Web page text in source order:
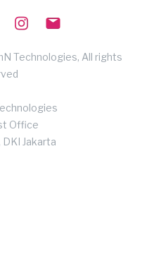
Technologies, All rights
Office
DKI Jakarta